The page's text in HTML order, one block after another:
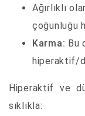
Ağırlıklı
çoğunluğu
Karma: Bu
hiperaktif/
Hiperaktif ve
sıklıkla: